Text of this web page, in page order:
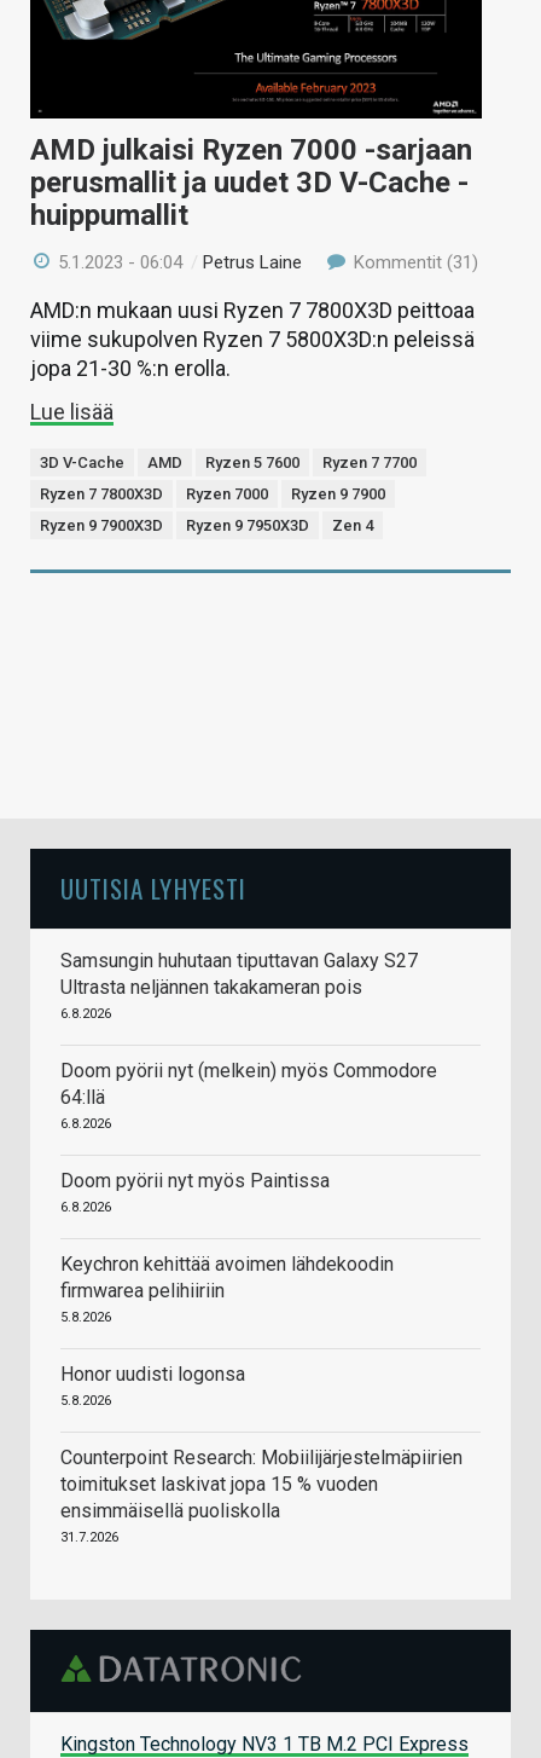
AMD julkaisi Ryzen 7000 -sarjaan
perusmallit ja uudet 3D V-Cache -
huippumallit
5.1.2023 - 06:04 /Petrus Laine Kommentit (31)
AMD:n mukaan uusi Ryzen 7 7800X3D peittoaa
viime sukupolven Ryzen 7 5800X3D:n peleissä
jopa 21-30 %:n erolla.
Lue lisää
3D V-Cache AMD Ryzen 5 7600
Ryzen 7 7700
Ryzen 7 7800X3D
Ryzen 7000
Ryzen 9 7900
Ryzen 9 7900X3D
Ryzen 9 7950X3D Zen 4
UUTISIA LYHYESTI
Samsungin huhutaan tiputtavan Galaxy S27
Ultrasta neljännen takakameran pois
6.8.2026
Doom pyörii nyt (melkein) myös Commodore
64:llä
6.8.2026
Doom pyörii nyt myös Paintissa
6.8.2026
Keychron kehittää avoimen lähdekoodin
firmwarea pelihiiriin
5.8.2026
Honor uudisti logonsa
5.8.2026
Counterpoint Research: Mobiilijärjestelmäpiirien
toimitukset laskivat jopa 15 % vuoden
ensimmäisellä puoliskolla
31.7.2026
Kingston Technology NV3 1 TB M.2 PCI Express